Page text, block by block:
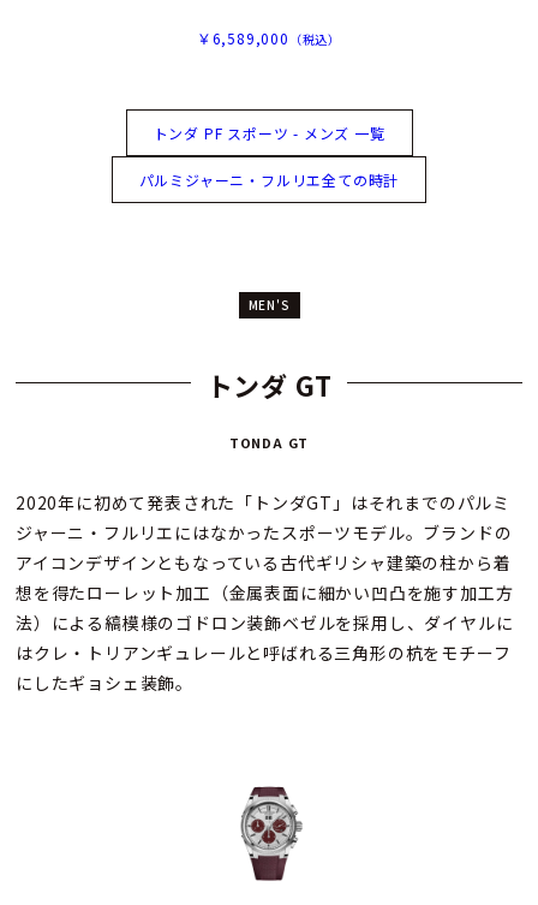
￥6,589,000 （税込）
トンダ PF スポーツ - メンズ 一覧
パルミジャーニ・フルリエ全ての時計
MEN'S
トンダ GT
TONDA GT
2020年に初めて発表された「トンダGT」はそれまでのパルミ
ジャーニ・フルリエにはなかったスポーツモデル。ブランドの
アイコンデザインともなっている古代ギリシャ建築の柱から着
想を得たローレット加工（金属表面に細かい凹凸を施す加工方
法）による縞模様のゴドロン装飾ベゼルを採用し、ダイヤルに
はクレ・トリアンギュレールと呼ばれる三角形の杭をモチーフ
にしたギョシェ装飾。